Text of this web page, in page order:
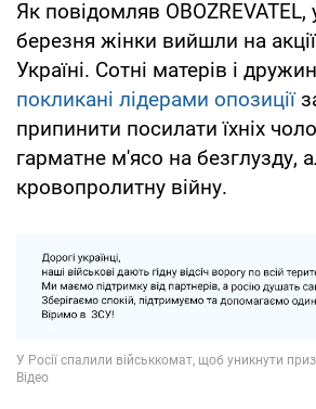
Як повідомляв OBOZREVATEL,
березня жінки вийшли на
Україні. Сотні матерів і
покликані лідерами опозиції
припинити посилати їхніх
гарматне м'ясо на безглузду,
кровопролитну війну.